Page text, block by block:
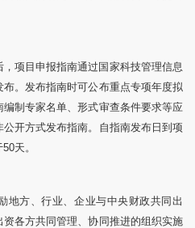
项目申报指南通过国家科技管理信息
。发布指南时可公布重点专项年度拟
制专家名单、形式审查条件要求等应
开方式发布指南。自指南发布日到项
天。
地方、行业、企业与中央财政共同出
各方共同管理、协同推进的组织实施